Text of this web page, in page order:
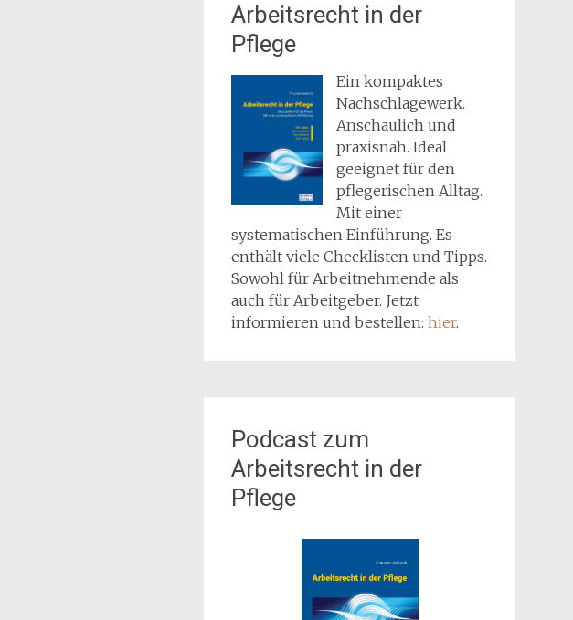
Arbeitsrecht in der
Pflege
Ein kompaktes
Nachschlagewerk.
Anschaulich und
praxisnah. Ideal
geeignet für den
pflegerischen Alltag.
Mit einer
systematischen Einführung. Es
enthält viele Checklisten und Tipps.
Sowohl für Arbeitnehmende als
auch für Arbeitgeber. Jetzt
informieren und bestellen: hier.
Podcast zum
Arbeitsrecht in der
Pflege